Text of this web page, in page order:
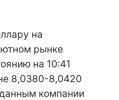
на
рынке
на 10:41
8,0380-8,0420
компании